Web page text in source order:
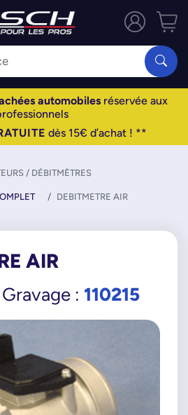
automobiles réservée aux
dès 15€ d’achat ! **
/ DÉBITMÈTRES
DEBITMETRE AIR
AIR
: 110215